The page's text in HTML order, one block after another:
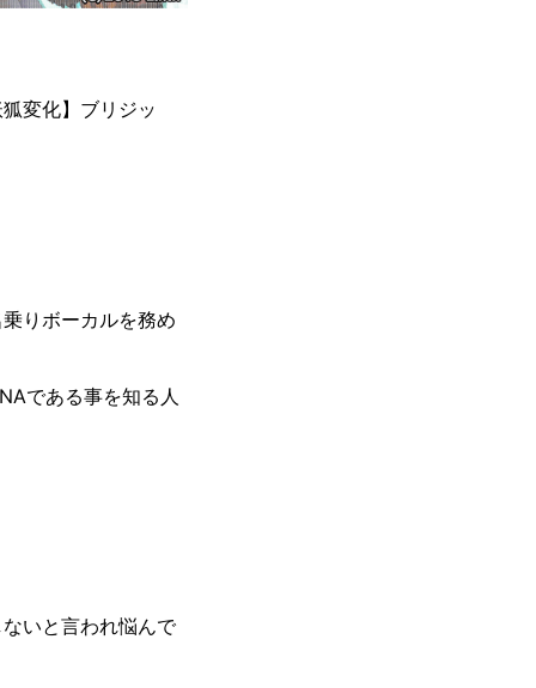
変化】ブリジッ
りボーカルを務め
である事を知る人
いと言われ悩んで